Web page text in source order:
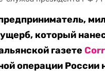
который
газете
операции России